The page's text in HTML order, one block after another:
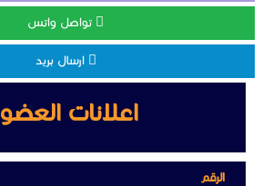
تواصل واتس
ارسال بريد
اعلانات العضو
الرقم